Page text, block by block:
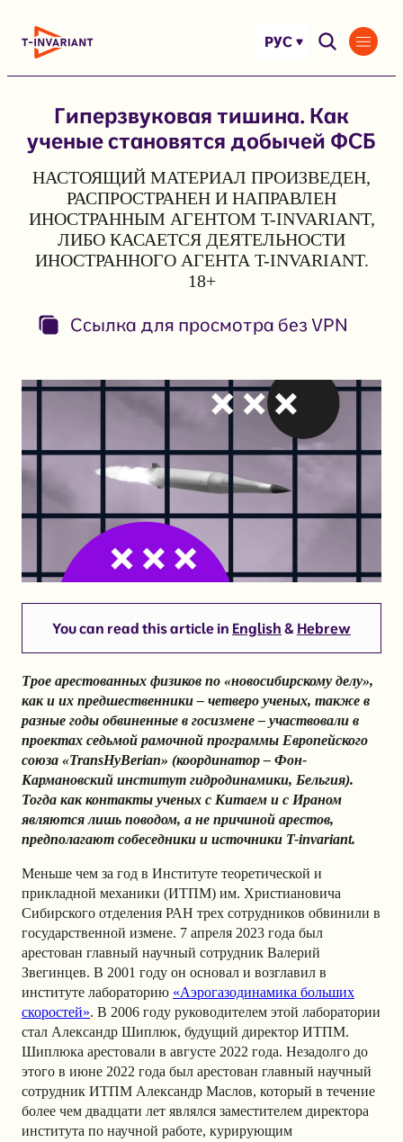
РУС
Гиперзвуковая тишина. Как
ученые становятся добычей ФСБ
НАСТОЯЩИЙ МАТЕРИАЛ ПРОИЗВЕДЕН,
РАСПРОСТРАНЕН И НАПРАВЛЕН
ИНОСТРАННЫМ АГЕНТОМ T-INVARIANT,
ЛИБО КАСАЕТСЯ ДЕЯТЕЛЬНОСТИ
ИНОСТРАННОГО АГЕНТА T-INVARIANT.
18+
Ссылка для просмотра без VPN
You can read this article in English & Hebrew
Трое арестованных физиков по «новосибирскому делу»,
как и их предшественники – четверо ученых, также в
разные годы обвиненные в госизмене – участвовали в
проектах седьмой рамочной программы Европейского
союза «TransHyBerian» (координатор – Фон-
Кармановский институт гидродинамики, Бельгия).
Тогда как контакты ученых с Китаем и с Ираном
являются лишь поводом, а не причиной арестов,
предполагают собеседники и источники T-invariant.
Меньше чем за год в Институте теоретической и
прикладной механики (ИТПМ) им. Христиановича
Сибирского отделения РАН трех сотрудников обвинили в
государственной измене. 7 апреля 2023 года был
арестован главный научный сотрудник Валерий
Звегинцев. В 2001 году он основал и возглавил в
институте лабораторию «Аэрогазодинамика больших
скоростей». В 2006 году руководителем этой лаборатории
стал Александр Шиплюк, будущий директор ИТПМ.
Шиплюка арестовали в августе 2022 года. Незадолго до
этого в июне 2022 года был арестован главный научный
сотрудник ИТПМ Александр Маслов, который в течение
более чем двадцати лет являлся заместителем директора
института по научной работе, курирующим